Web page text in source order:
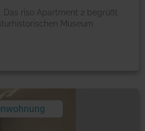
Das riso Apartment 2 begrüßt
Museum